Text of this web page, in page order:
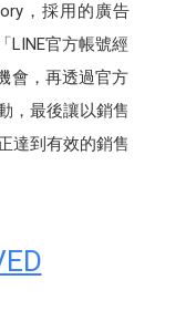
，採用的廣告
LINE官方帳號經
會，再透過官方
，最後讓以銷售
達到有效的銷售